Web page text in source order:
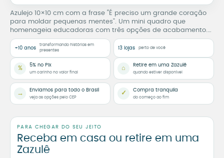
Azulejo 10×10 cm com a frase “É preciso um grande coração
para moldar pequenas mentes”. Um mini quadro que
homenageia educadoras com três opções de acabamento.
Zazulê.
+10 anos
transformando histórias em
presentes
13 lojas perto de você
% 5% no Pix
um carinho no valor final
⌂ Retire em uma Zazulê
quando estiver disponível
→ Enviamos para todo o Brasil
veja as opções pelo CEP
✓ Compra tranquila
do começo ao fim
PARA CHEGAR DO SEU JEITO
Receba em casa ou retire em uma
Zazulê